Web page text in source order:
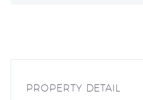
PROPERTY DETAIL